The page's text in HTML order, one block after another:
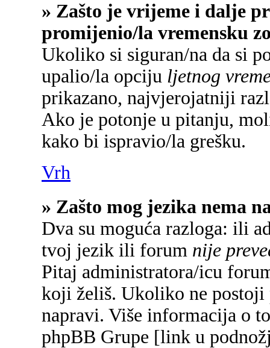
» Zašto je vrijeme i dalje
promijenio/la vremensku
Ukoliko si siguran/na da si
upalio/la opciju ljetnog
prikazano, najvjerojatniji
Ako je potonje u pitanju,
kako bi ispravio/la grešku.
Vrh
» Zašto mog jezika nema
Dva su moguća razloga: ili
tvoj jezik ili forum nije
Pitaj administratora/icu
koji želiš. Ukoliko ne
napravi. Više informacija o
phpBB Grupe [link u